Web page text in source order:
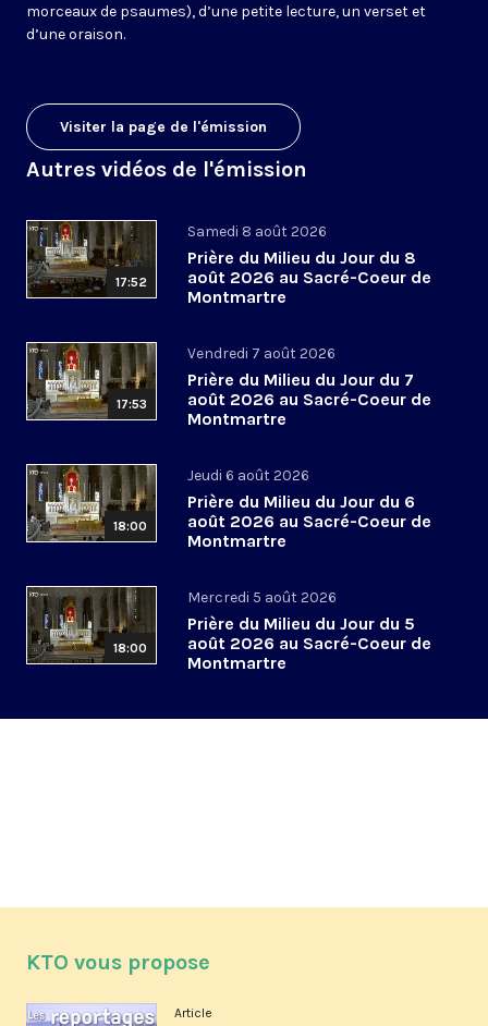
morceaux de psaumes), d’une petite lecture, un verset et
d’une oraison.
Visiter la page de l'émission
Autres vidéos de l'émission
17:52
Samedi 8 août 2026
Prière du Milieu du Jour du 8
août 2026 au Sacré-Coeur de
Montmartre
17:53
Vendredi 7 août 2026
Prière du Milieu du Jour du 7
août 2026 au Sacré-Coeur de
Montmartre
18:00
Jeudi 6 août 2026
Prière du Milieu du Jour du 6
août 2026 au Sacré-Coeur de
Montmartre
18:00
Mercredi 5 août 2026
Prière du Milieu du Jour du 5
août 2026 au Sacré-Coeur de
Montmartre
KTO vous propose
Article